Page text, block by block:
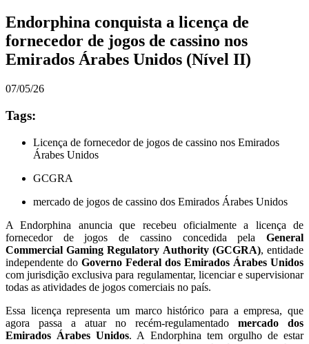
Endorphina conquista a licença de
fornecedor de jogos de cassino nos
Emirados Árabes Unidos (Nível II)
07/05/26
Tags:
Licença de fornecedor de jogos de cassino nos Emirados
Árabes Unidos
GCGRA
mercado de jogos de cassino dos Emirados Árabes Unidos
A Endorphina anuncia que recebeu oficialmente a licença de
fornecedor de jogos de cassino concedida pela General
Commercial Gaming Regulatory Authority (GCGRA), entidade
independente do Governo Federal dos Emirados Árabes Unidos
com jurisdição exclusiva para regulamentar, licenciar e supervisionar
todas as atividades de jogos comerciais no país.
Essa licença representa um marco histórico para a empresa, que
agora passa a atuar no recém-regulamentado mercado dos
Emirados Árabes Unidos. A Endorphina tem orgulho de estar